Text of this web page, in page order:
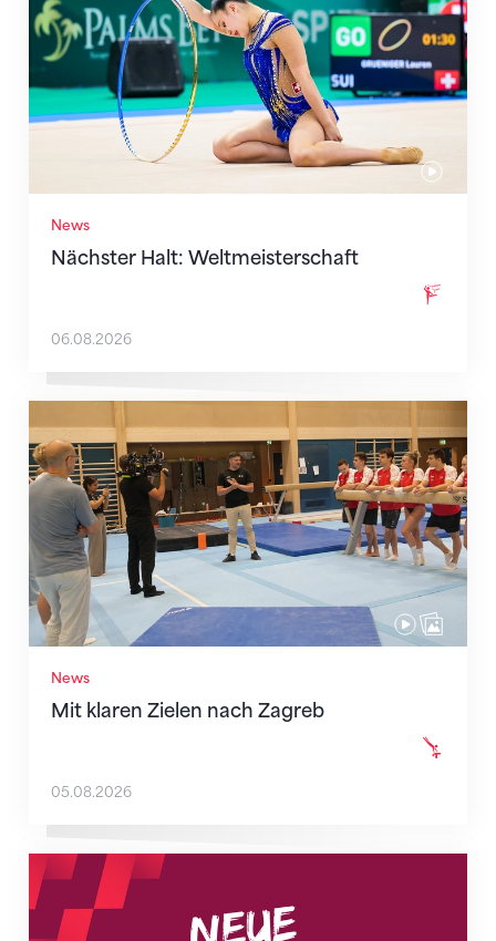
News
Nächster Halt: Weltmeisterschaft
06.08.2026
News
Mit klaren Zielen nach Zagreb
Mit klaren Zielen nach Zagreb
05.08.2026
Neue Empfangszeiten ab 1. August 2026